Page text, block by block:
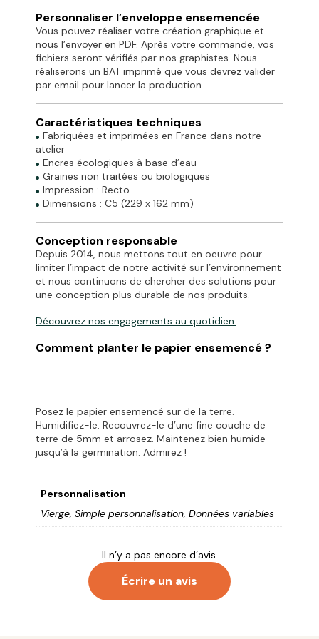
Personnaliser l’enveloppe ensemencée
Vous pouvez réaliser votre création graphique et
nous l’envoyer en PDF. Après votre commande, vos
fichiers seront vérifiés par nos graphistes. Nous
réaliserons un BAT imprimé que vous devrez valider
par email pour lancer la production.
Caractéristiques techniques
Fabriquées et imprimées en France dans notre
atelier
Encres écologiques à base d’eau
Graines non traitées ou biologiques
Impression : Recto
Dimensions : C5 (229 x 162 mm)
Conception responsable
Depuis 2014, nous mettons tout en oeuvre pour
limiter l’impact de notre activité sur l’environnement
et nous continuons de chercher des solutions pour
une conception plus durable de nos produits.
Découvrez nos engagements au quotidien.
Comment planter le papier ensemencé ?
Posez le papier ensemencé sur de la terre.
Humidifiez-le. Recouvrez-le d’une fine couche de
terre de 5mm et arrosez. Maintenez bien humide
jusqu’à la germination. Admirez !
Personnalisation
Vierge, Simple personnalisation, Données variables
Il n’y a pas encore d’avis.
Écrire un avis